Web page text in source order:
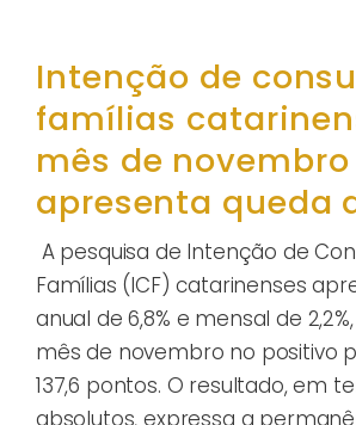
Intenção de
famílias
mês de novembro
apresenta queda
A pesquisa de Intenção de
Famílias (ICF) catarinenses
anual de 6,8% e mensal de
mês de novembro no positivo
137,6 pontos. O resultado, em
absolutos, expressa a